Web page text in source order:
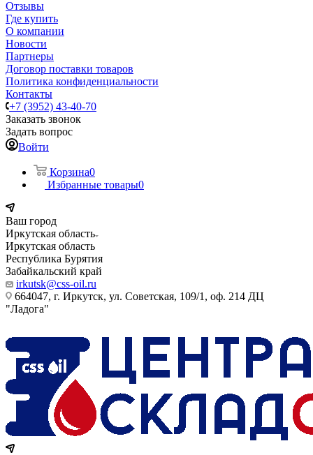
Отзывы
Где купить
О компании
Новости
Партнеры
Договор поставки товаров
Политика конфиденциальности
Контакты
+7 (3952) 43-40-70
Заказать звонок
Задать вопрос
Войти
Корзина0
Избранные товары0
Ваш город
Иркутская область
Иркутская область
Республика Бурятия
Забайкальский край
irkutsk@css-oil.ru
664047, г. Иркутск, ул. Советская, 109/1, оф. 214 ДЦ
"Ладога"